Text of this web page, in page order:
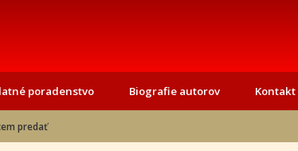
poradenstvo Biografie autorov Kontakt
predať